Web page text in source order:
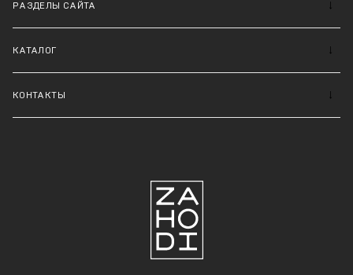
КАТАЛОГ
РАЗДЕЛЫ САЙТА
КОНТАКТЫ